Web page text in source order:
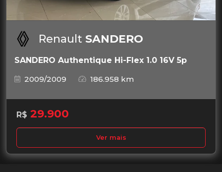
Renault SANDERO
SANDERO Authentique Hi-Flex 1.0 16V 5p
2009/2009
186.958 km
R$ 29.900
Ver mais